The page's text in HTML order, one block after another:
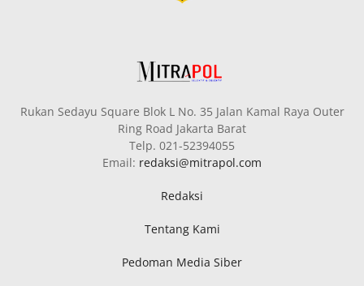
Rukan Sedayu Square Blok L No. 35 Jalan Kamal Raya Outer
Ring Road Jakarta Barat
Telp. 021-52394055
Email: redaksi@mitrapol.com
Redaksi
Tentang Kami
Pedoman Media Siber